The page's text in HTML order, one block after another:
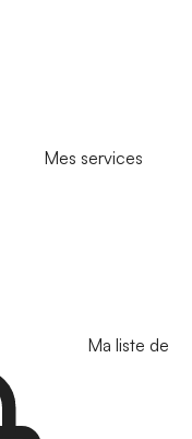
Mes services
Ma liste de